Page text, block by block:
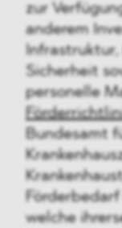
zur
anderem
Infrastruktur,
Sicherheit
personelle
Bundesamt
welche